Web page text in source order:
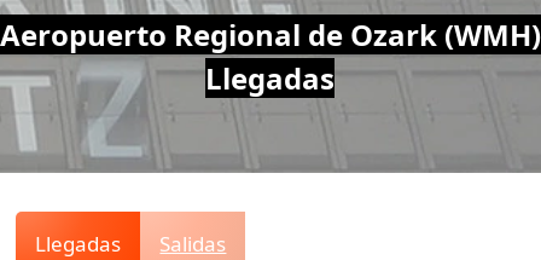
Air
Traffic
Live
Aeropuerto Regional de Ozark (WMH)
Llegadas
Llegadas Salidas